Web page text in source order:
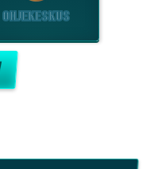
OHJEKESKUS